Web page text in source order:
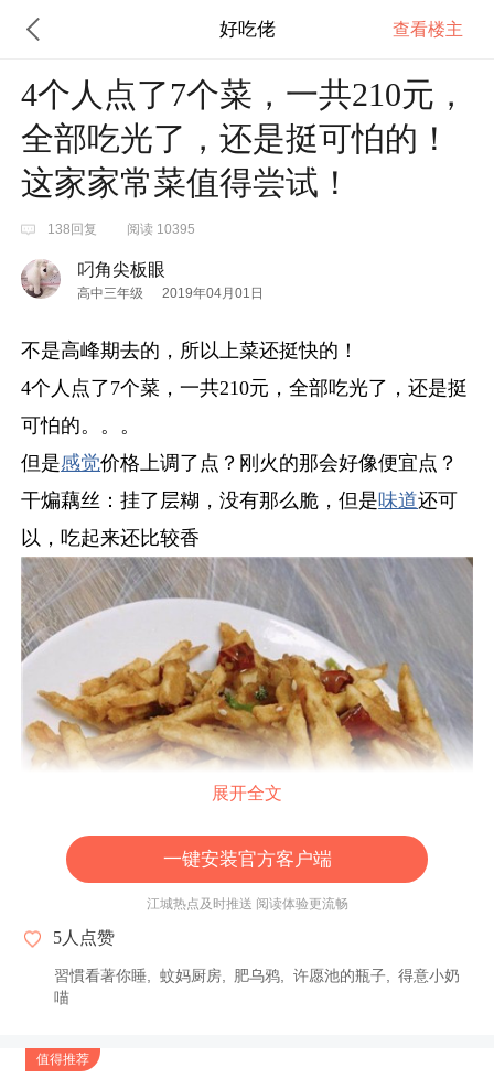
好吃佬 查看楼主
4个人点了7个菜，一共210元，
全部吃光了，还是挺可怕的！
这家家常菜值得尝试！
138回复 阅读 10395
叼角尖板眼
高中三年级 2019年04月01日
不是高峰期去的，所以上菜还挺快的！
4个人点了7个菜，一共210元，全部吃光了，还是挺
可怕的。。。
但是感觉价格上调了点？刚火的那会好像便宜点？
干煸藕丝：挂了层糊，没有那么脆，但是味道还可
以，吃起来还比较香
展开全文
一键安装官方客户端
江城热点及时推送 阅读体验更流畅
5人点赞
習慣看著你睡 蚊妈厨房 肥乌鸦 许愿池的瓶子
得意小奶
喵
值得推荐